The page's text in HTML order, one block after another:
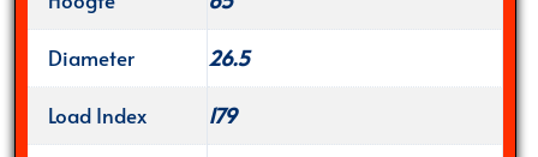
Diameter
26.5
Load Index
179